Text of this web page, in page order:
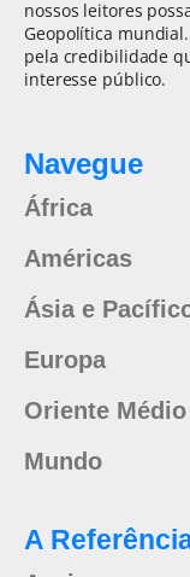
nossos leitores
Geopolítica
pela credibilidade
interesse público.
Navegue
África
Américas
Ásia e
Europa
Oriente Médio
Mundo
A